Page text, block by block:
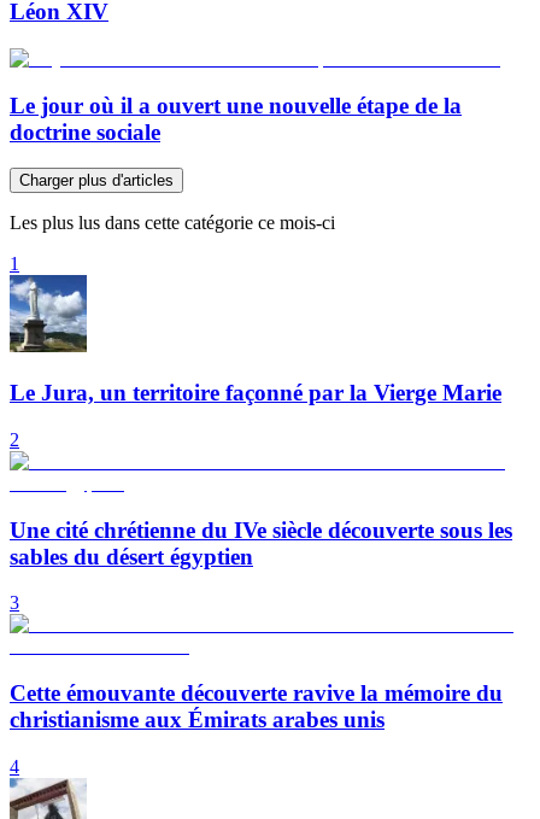
Léon XIV
Le jour où il a ouvert une nouvelle étape de la
doctrine sociale
Charger plus d'articles
Les plus lus dans cette catégorie ce mois-ci
1
Le Jura, un territoire façonné par la Vierge Marie
2
Une cité chrétienne du IVe siècle découverte sous les
sables du désert égyptien
3
Cette émouvante découverte ravive la mémoire du
christianisme aux Émirats arabes unis
4